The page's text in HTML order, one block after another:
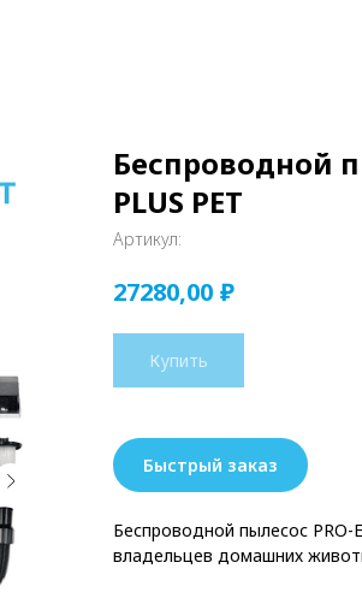
Беспроводной
PLUS PET
Артикул:
27280,00 ₽
Купить
Быстрый заказ
Беспроводной пылесос PRO-
владельцев домашних